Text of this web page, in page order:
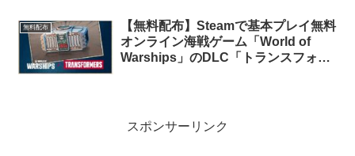
無料配布
【無料配布】Steamで基本プレイ無料
オンライン海戦ゲーム「World of
Warships」のDLC「トランスフォー
スポンサーリンク